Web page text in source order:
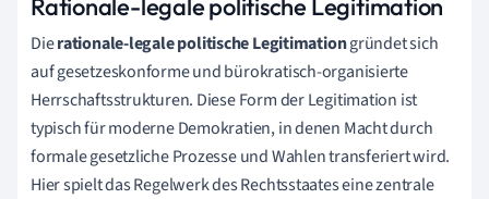
Dierationale-legale politische Legitimationgründet sich
auf gesetzeskonforme und bürokratisch-organisierte
Herrschaftsstrukturen. Diese Form der Legitimation ist
typisch für moderne Demokratien, in denen Macht durch
formale gesetzliche Prozesse und Wahlen transferiert wird.
Hier spielt das Regelwerk des Rechtsstaates eine zentrale